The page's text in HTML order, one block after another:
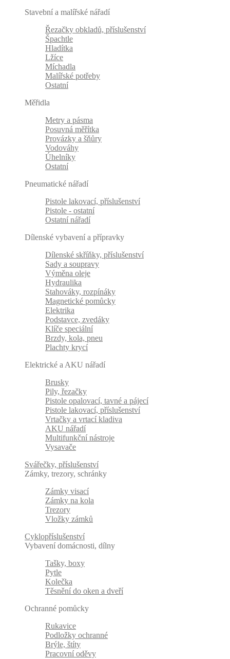
Stavební a malířské nářadí
Řezačky obkladů, příslušenství
Špachtle
Hladítka
Lžíce
Míchadla
Malířské potřeby
Ostatní
Měřidla
Metry a pásma
Posuvná měřítka
Provázky a šňůry
Vodováhy
Úhelníky
Ostatní
Pneumatické nářadí
Pistole lakovací, příslušenství
Pistole - ostatní
Ostatní nářadí
Dílenské vybavení a přípravky
Dílenské skříňky, příslušenství
Sady a soupravy
Výměna oleje
Hydraulika
Stahováky, rozpínáky
Magnetické pomůcky
Elektrika
Podstavce, zvedáky
Klíče speciální
Brzdy, kola, pneu
Plachty krycí
Elektrické a AKU nářadí
Brusky
Pily, řezačky
Pistole opalovací, tavné a pájecí
Pistole lakovací, příslušenství
Vrtačky a vrtací kladiva
AKU nářadí
Multifunkční nástroje
Vysavače
Svářečky, příslušenství
Zámky, trezory, schránky
Zámky visací
Zámky na kola
Trezory
Vložky zámků
Cyklopříslušenství
Vybavení domácnosti, dílny
Tašky, boxy
Pytle
Kolečka
Těsnění do oken a dveří
Ochranné pomůcky
Rukavice
Podložky ochranné
Brýle, štíty
Pracovní oděvy